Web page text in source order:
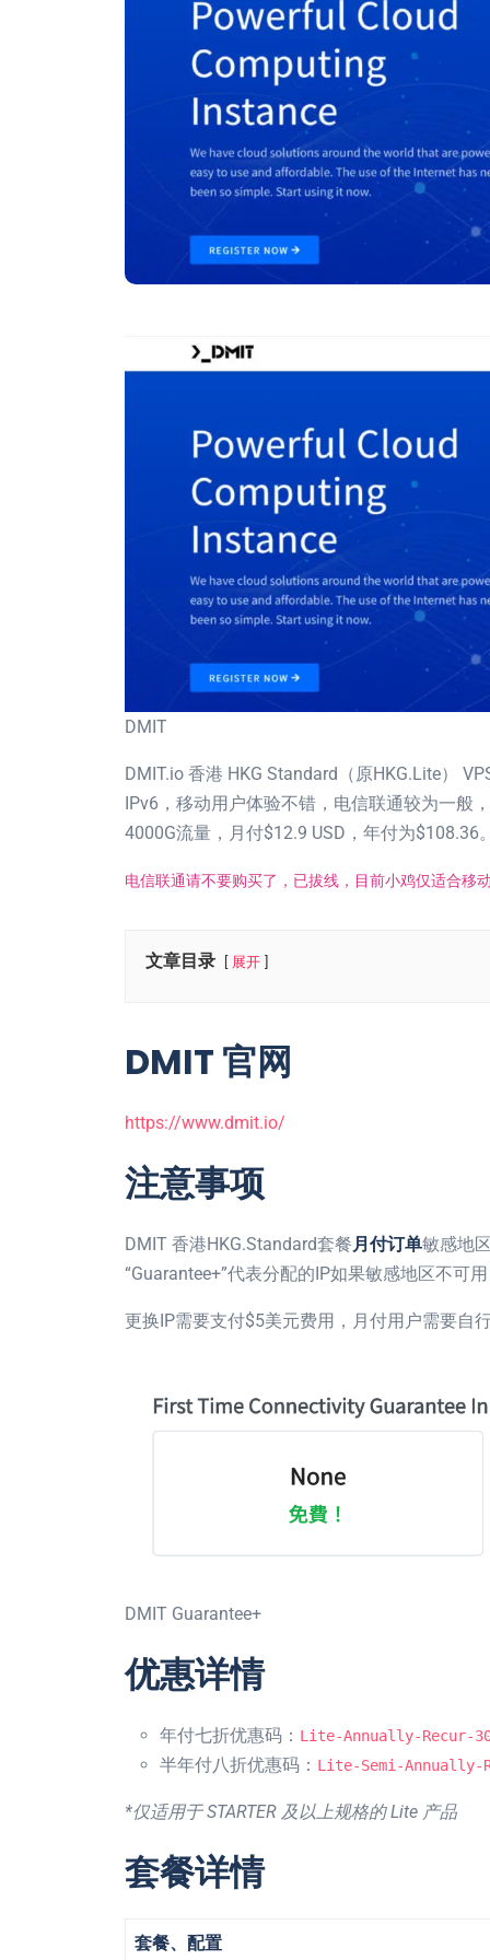
DMIT
DMIT.io 香港 HKG Standard（原HKG.Lite）
IPv6，移动用户体验不错，电信联通较为一般
4000G流量，月付$12.9 USD，年付为$108.36
电信联通请不要购买了，已拔线，目前小鸡仅适合移
文章目录 展开
DMIT 官网
https://www.dmit.io/
注意事项
DMIT 香港HKG.Standard套餐月付订单敏感地
“Guarantee+”代表分配的IP如果敏感地区不可
更换IP需要支付$5美元费用，月付用户需要自
DMIT Guarantee+
优惠详情
年付七折优惠码： Lite-Annually-Recur-
半年付八折优惠码： Lite-Semi-Annually-
*仅适用于 STARTER 及以上规格的 Lite 产品
套餐详情
套餐、配置